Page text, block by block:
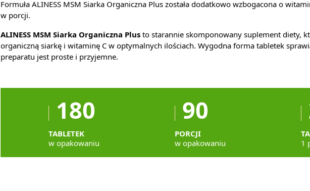
Formuła ALINESS MSM Siarka Organiczna Plus została dodatkowo wzbogacona o
w porcji.
ALINESS MSM Siarka Organiczna Plus to starannie skomponowany suplement diety,
organiczną siarkę i witaminę C w optymalnych ilościach. Wygodna forma tabletek
preparatu jest proste i przyjemne.
180
TABLETEK
w opakowaniu
90
PORCJI
w opakowaniu
1